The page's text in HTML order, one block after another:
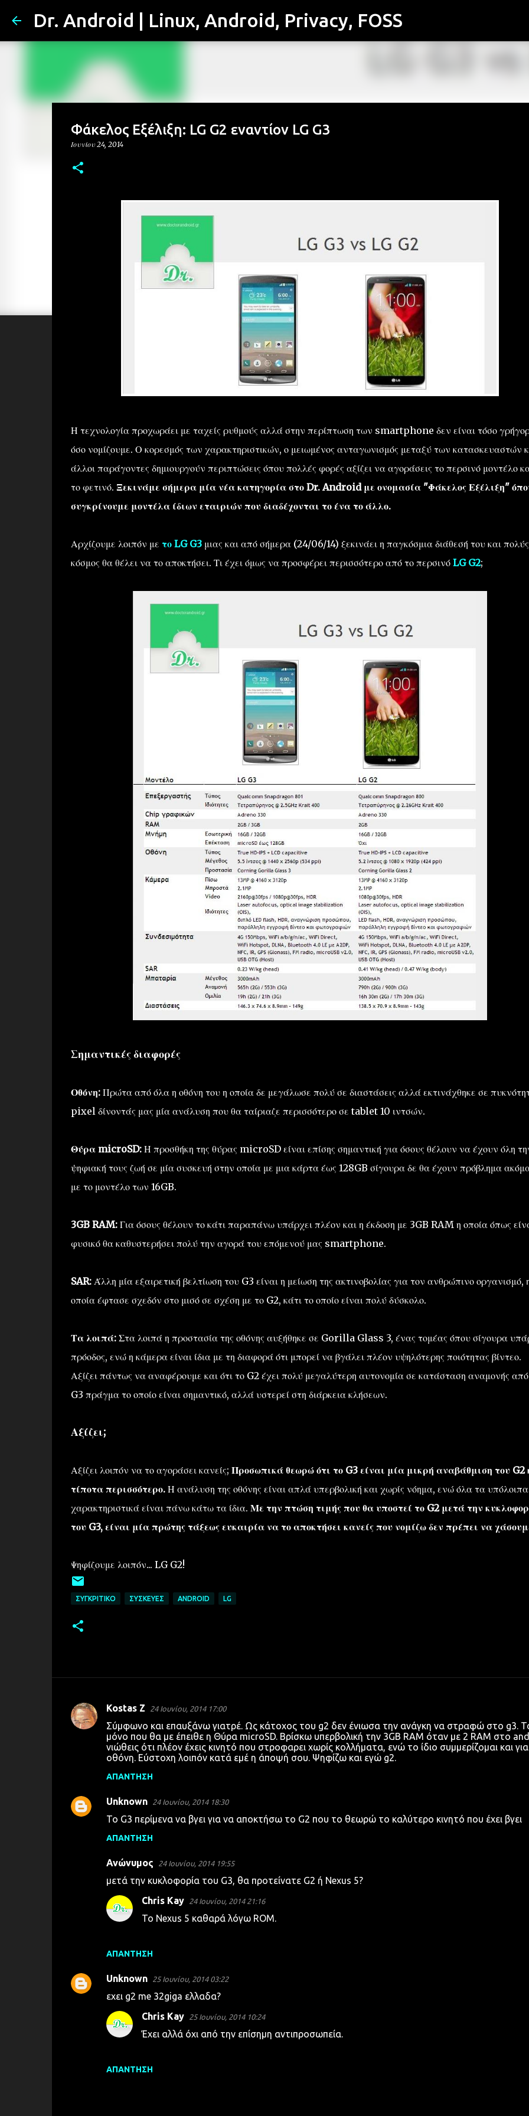
Μετάβαση στο κύριο περιεχόμενο
Dr. Android | Linux, Android, Privacy, FOSS
Φάκελος Εξέλιξη: LG G2 εναντίον LG G3
Ιουνίου 24, 2014
Η τεχνολογία προχωράει με ταχείς ρυθμούς αλλά στην περίπτωση των smartphone δεν είναι τόσο
όσο νομίζουμε. Ο κορεσμός των χαρακτηριστικών, ο μειωμένος ανταγωνισμός μεταξύ των κατασκευαστών
άλλοι παράγοντες δημιουργούν περιπτώσεις όπου πολλές φορές αξίζει να αγοράσεις το περσινό μοντέλο
το φετινό. Ξεκινάμε σήμερα μία νέα κατηγορία στο Dr. Android με ονομασία "Φάκελος Εξέλιξη"
συγκρίνουμε μοντέλα ίδιων εταιριών που διαδέχονται το ένα το άλλο.
Αρχίζουμε λοιπόν με το LG G3μιας και από σήμερα (24/06/14) ξεκινάει η παγκόσμια διάθεσή του και πολύς
κόσμος θα θέλει να το αποκτήσει. Τι έχει όμως να προσφέρει περισσότερο από το περσινό LG G2;
Σημαντικές διαφορές
Οθόνη:Πρώτα από όλα η οθόνη του η οποία δε μεγάλωσε πολύ σε διαστάσεις αλλά εκτινάχθηκε σε
pixel δίνοντάς μας μία ανάλυση που θα ταίριαζε περισσότερο σε tablet 10 ιντσών.
Θύρα microSD:Η προσθήκη της θύρας microSD είναι επίσης σημαντική για όσους θέλουν να έχουν όλη
ψηφιακή τους ζωή σε μία συσκευή στην οποία με μια κάρτα έως 128GB σίγουρα δε θα έχουν πρόβλημα
με το μοντέλο των 16GB.
3GB RAM:Για όσους θέλουν το κάτι παραπάνω υπάρχει πλέον και η έκδοση με 3GB RAM η οποία όπως
φυσικό θα καθυστερήσει πολύ την αγορά του επόμενού μας smartphone.
SAR: Άλλη μία εξαιρετική βελτίωση του G3 είναι η μείωση της ακτινοβολίας για τον ανθρώπινο οργανισμό,
οποία έφτασε σχεδόν στο μισό σε σχέση με το G2, κάτι το οποίο είναι πολύ δύσκολο.
Τα λοιπά:Στα λοιπά η προστασία της οθόνης αυξήθηκε σε Gorilla Glass 3, ένας τομέας όπου σίγουρα
πρόοδος, ενώ η κάμερα είναι ίδια με τη διαφορά ότι μπορεί να βγάλει πλέον υψηλότερης ποιότητας βίντεο.
Αξίζει πάντως να αναφέρουμε και ότι το G2 έχει πολύ μεγαλύτερη αυτονομία σε κατάσταση αναμονής
G3 πράγμα το οποίο είναι σημαντικό, αλλά υστερεί στη διάρκεια κλήσεων.
Αξίζει;
Αξίζει λοιπόν να το αγοράσει κανείς; Προσωπικά θεωρώ ότι το G3 είναι μία μικρή αναβάθμιση του G2
τίποτα περισσότερο.Η ανάλυση της οθόνης είναι απλά υπερβολική και χωρίς νόημα, ενώ όλα τα υπόλοιπα
χαρακτηριστικά είναι πάνω κάτω τα ίδια. Με την πτώση τιμής που θα υποστεί το G2 μετά την
του G3, είναι μία πρώτης τάξεως ευκαιρία να το αποκτήσει κανείς που νομίζω δεν πρέπει να
Ψηφίζουμε λοιπόν... LG G2!
ΣΥΓΚΡΙΤΙΚΌ ΣΥΣΚΕΥΈΣ ANDROID LG
Σ
α
Kostas Z 24 Ιουνίου, 2014 17:00
Σύμφωνο και επαυξάνω γιατρέ. Ως κάτοχος του g2 δεν ένιωσα την ανάγκη να στραφώ στο g3.
μόνο που θα με έπειθε η Θύρα microSD. Βρίσκω υπερβολική την 3GB RAM όταν με 2 RAM στο
νιώθεις ότι πλέον έχεις κινητό που στροφαρει χωρίς κολλήματα, ενώ το ίδιο συμμερίζομαι και
οθόνη. Εύστοχη λοιπόν κατά εμέ η άποψή σου. Ψηφίζω και εγώ g2.
ΑΠΆΝΤΗΣΗ
Unknown 24 Ιουνίου, 2014 18:30
Το G3 περίμενα να βγει για να αποκτήσω το G2 που το θεωρώ το καλύτερο κινητό που έχει βγει
ΑΠΆΝΤΗΣΗ
Ανώνυμος 24 Ιουνίου, 2014 19:55
μετά την κυκλοφορία του G3, θα προτείνατε G2 ή Nexus 5?
ΑΠΆΝΤΗΣΗ
Chris Kay 24 Ιουνίου, 2014 21:16
Το Nexus 5 καθαρά λόγω ROM.
Unknown 25 Ιουνίου, 2014 03:22
εχει g2 me 32giga ελλαδα?
ΑΠΆΝΤΗΣΗ
Chris Kay 25 Ιουνίου, 2014 10:24
Έχει αλλά όχι από την επίσημη αντιπροσωπεία.